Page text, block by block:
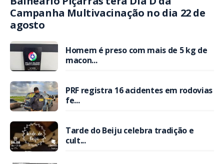
Campanha Multivacinação no dia 22 de
agosto
Homem é preso com mais de 5 kg de
macon...
PRF registra 16 acidentes em rodovias
fe...
Tarde do Beiju celebra tradição e
cult...